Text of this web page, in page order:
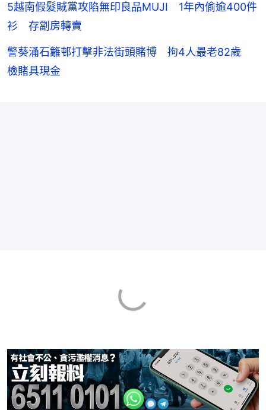
5越南假髮賊黨攻陷無印良品MUJI 1年內偷逾400件
衫 存劏房轉賣
警葵涌石籬邨打擊非法街頭賭博 拘4人最老82歲
檢賭具現金